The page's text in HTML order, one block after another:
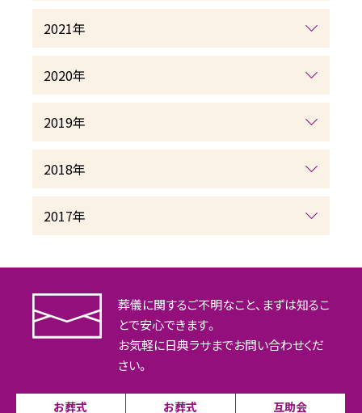
2021年
2020年
2019年
2018年
2017年
葬儀に関するご不明なこと、まずは知るこ
とで安心できます。
お気軽に日典ラサまでお問い合わせくだ
さい。
お葬式 お葬式 互助会